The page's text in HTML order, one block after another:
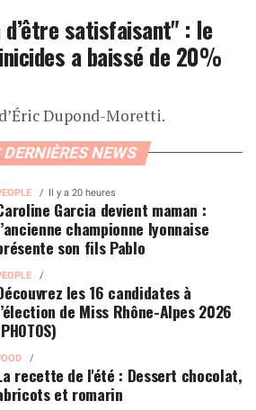
satisfaisant" : le
a baissé de 20%
Dupond-Moretti.
DERNIÈRES NEWS
Il y a 20 heures
Garcia devient maman :
championne lyonnaise
son fils Pablo
les 16 candidates à
de Miss Rhône-Alpes 2026
recette de l'été : Dessert chocolat,
et romarin